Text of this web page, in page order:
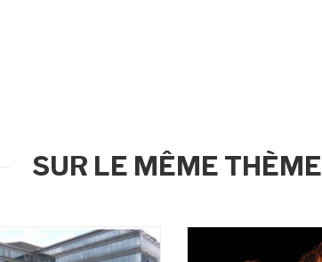
SUR LE MÊME THÈME